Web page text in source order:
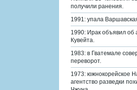
получили ранения.
1991: упала
1990: Ирак объявил об
Кувейта.
1983: в Гватемале
переворот.
1973: южнокорейское
агентство разведки